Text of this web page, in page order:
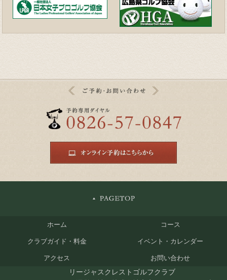
ホーム コース
クラブガイド・料金 イベント・カレンダー
アクセス お問い合わせ
リージャスクレストゴルフクラブ